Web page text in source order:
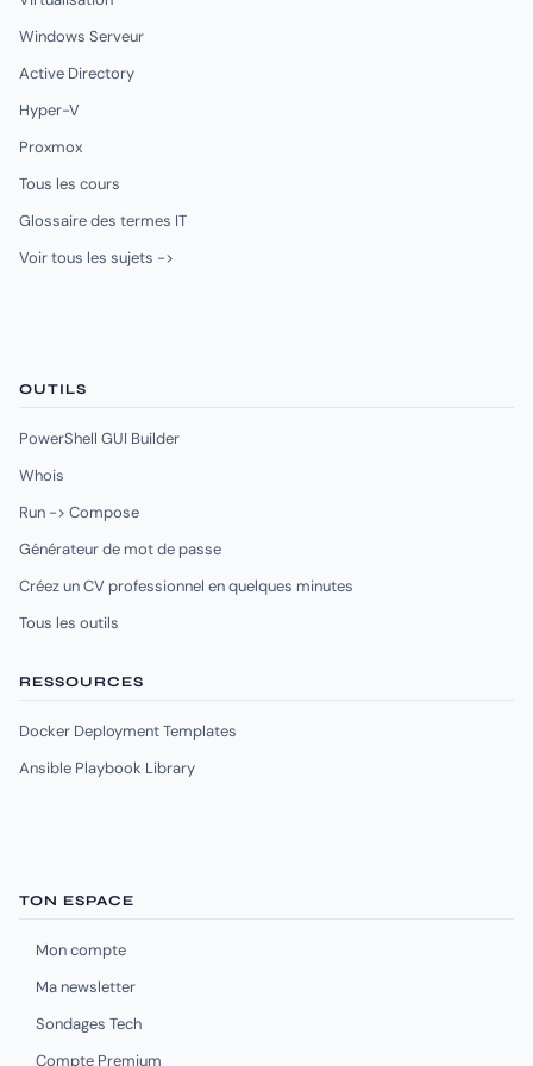
Windows Serveur
Active Directory
Hyper-V
Proxmox
Tous les cours
Glossaire des termes IT
Voir tous les sujets ->
OUTILS
PowerShell GUI Builder
Whois
Run -> Compose
Générateur de mot de passe
Créez un CV professionnel en quelques minutes
Tous les outils
RESSOURCES
Docker Deployment Templates
Ansible Playbook Library
TON ESPACE
Mon compte
Ma newsletter
Sondages Tech
Compte Premium